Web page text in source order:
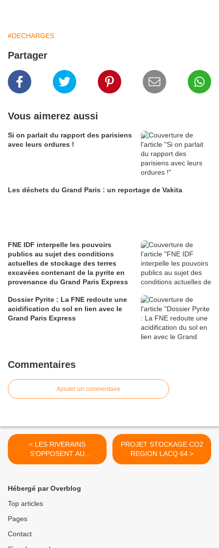
#DECHARGES
Partager
Vous aimerez aussi
Si on parlait du rapport des parisiens
avec leurs ordures !
Les déchets du Grand Paris : un reportage de Vakita
FNE IDF interpelle les pouvoirs
publics au sujet des conditions
actuelles de stockage des terres
excavées contenant de la pyrite en
provenance du Grand Paris Express
Dossier Pyrite : La FNE redoute une
acidification du sol en lien avec le
Grand Paris Express
Commentaires
Ajouter un commentaire
< LES RIVERAINS
S'OPPOSENT AU
CAPTAGE CO2
PROJET STOCKAGE CO2
REGION LACQ 64 >
Hébergé par Overblog
Top articles
Pages
Contact